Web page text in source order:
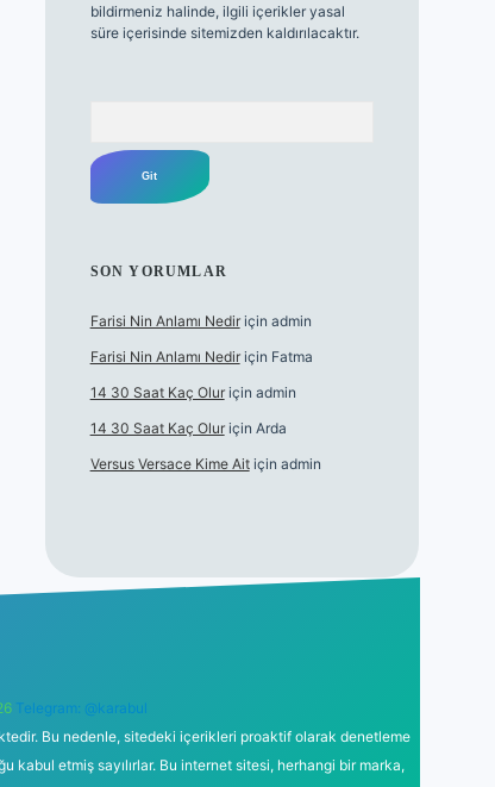
bildirmeniz halinde, ilgili içerikler yasal
süre içerisinde sitemizden kaldırılacaktır.
SON YORUMLAR
Farisi Nin Anlamı Nediriçin admin
Farisi Nin Anlamı Nediriçin Fatma
14 30 Saat Kaç Oluriçin admin
14 30 Saat Kaç Oluriçin Arda
Versus Versace Kime Aitiçin admin
Telegram: @karabul
Bu nedenle, sitedeki içerikleri proaktif olarak denetleme
kabul etmiş sayılırlar. Bu internet sitesi, herhangi bir marka,